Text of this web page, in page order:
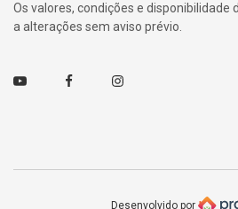
Os valores, condições e disponibilidade
a alterações sem aviso prévio.
Youtube FacebookInstagram
Desenvolvido por